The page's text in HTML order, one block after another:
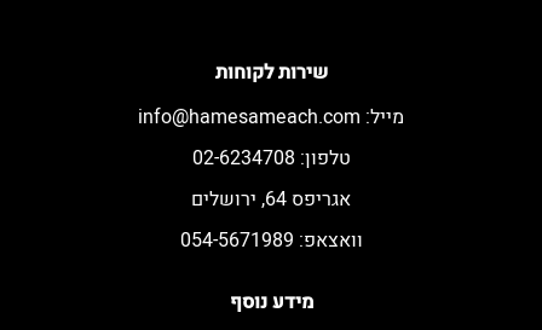
מידע נוסף
שירות לקוחות
מייל: info@hamesameach.com
טלפון: 02-6234708
אגריפס 64, ירושלים
וואצאפ: 054-5671989